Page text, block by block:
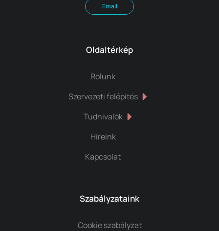
Email
Oldaltérkép
Rólunk
Szervezeti felépítés
Tudnivalók
Híreink
Kapcsolat
Szabályzataink
Cookie szabályzat